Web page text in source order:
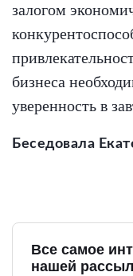
залогом
бизнеса
уверенность в
Беседовала
Все самое
нашей